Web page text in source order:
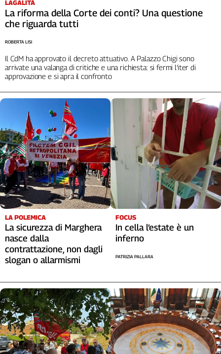
LAGALITÀ
La riforma della Corte dei conti? Una questione
che riguarda tutti
Il CdM ha approvato il decreto attuativo. A Palazzo Chigi sono
arrivate una valanga di critiche e una richiesta: si fermi l’iter di
approvazione e si apra il confronto
ROBERTA LISI
LA POLEMICA
La sicurezza di Marghera
nasce dalla
contrattazione, non dagli
slogan o allarmismi
FOCUS
In cella l’estate è un
inferno
PATRIZIA PALLARA